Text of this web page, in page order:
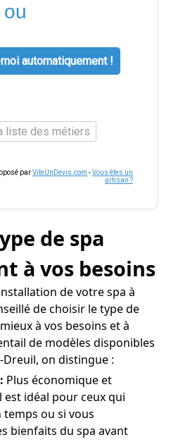
ou
automatiquement !
liste des métiers
parViteUnDevis.com -Vous êtes un
artisan ?
de spa
à vos besoins
de votre spa à
de choisir le type de
à vos besoins et à
de modèles disponibles
on distingue :
Plus économique et
idéal pour ceux qui
ou si vous
bienfaits du spa avant